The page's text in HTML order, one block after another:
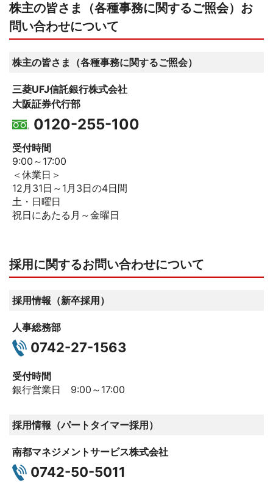
株主の皆さま（各種事務に関するご照会）お
問い合わせについて
株主の皆さま（各種事務に関するご照会）
三菱UFJ信託銀行株式会社
大阪証券代行部
0120-255-100
受付時間
9:00～17:00
＜休業日＞
12月31日～1月3日の4日間
土・日曜日
祝日にあたる月～金曜日
採用に関するお問い合わせについて
採用情報（新卒採用）
人事総務部
0742-27-1563
受付時間
銀行営業日 9:00～17:00
採用情報（パートタイマー採用）
南都マネジメントサービス株式会社
0742-50-5011